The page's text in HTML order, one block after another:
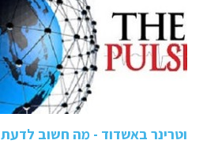
וטרינר באשדוד - מה חשוב לדעת